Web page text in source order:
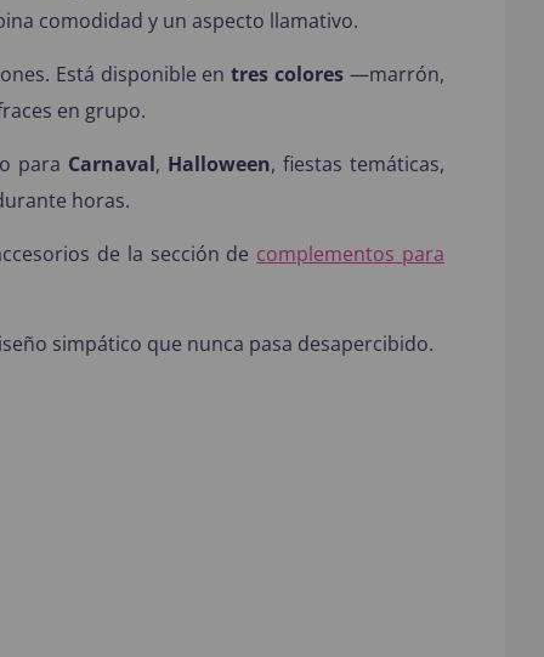
comodidad y un aspecto llamativo.
Está disponible entres colores —marrón,
en grupo.
para Carnaval, Halloween, fiestas temáticas,
horas.
de la sección de complementos para
simpático que nunca pasa desapercibido.